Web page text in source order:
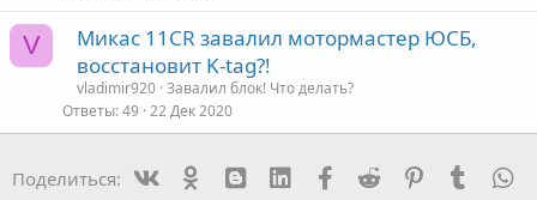
V
Микас 11CR завалил мотормастер ЮСБ,
восстановит K-tag?!
vladimir920 Завалил блок! Что делать?
Ответы 49 22 Дек 2020
Поделиться: Ok mes_blogger
Linked InFacebook
Reddit PinterestTumblr